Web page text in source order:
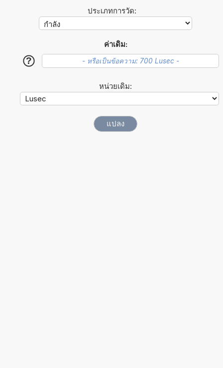
ประเภทการวัด:
ค่าเดิม:
?
หน่วยเดิม: